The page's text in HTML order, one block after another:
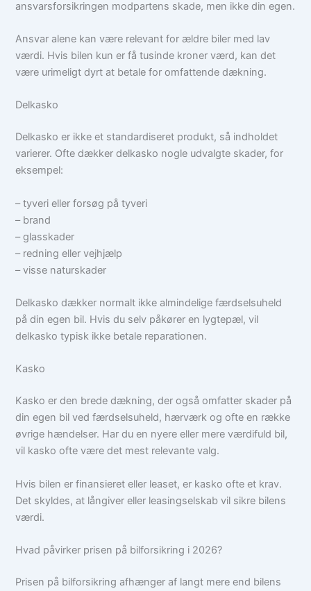
ansvarsforsikringen modpartens skade, men ikke din egen.
Ansvar alene kan være relevant for ældre biler med lav
værdi. Hvis bilen kun er få tusinde kroner værd, kan det
være urimeligt dyrt at betale for omfattende dækning.
Delkasko
Delkasko er ikke et standardiseret produkt, så indholdet
varierer. Ofte dækker delkasko nogle udvalgte skader, for
eksempel:
– tyveri eller forsøg på tyveri
– brand
– glasskader
– redning eller vejhjælp
– visse naturskader
Delkasko dækker normalt ikke almindelige færdselsuheld
på din egen bil. Hvis du selv påkører en lygtepæl, vil
delkasko typisk ikke betale reparationen.
Kasko
Kasko er den brede dækning, der også omfatter skader på
din egen bil ved færdselsuheld, hærværk og ofte en række
øvrige hændelser. Har du en nyere eller mere værdifuld bil,
vil kasko ofte være det mest relevante valg.
Hvis bilen er finansieret eller leaset, er kasko ofte et krav.
Det skyldes, at långiver eller leasingselskab vil sikre bilens
værdi.
Hvad påvirker prisen på bilforsikring i 2026?
Prisen på bilforsikring afhænger af langt mere end bilens